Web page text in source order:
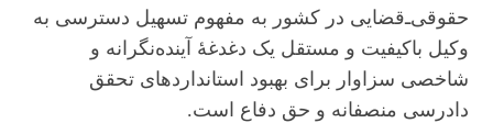
حقوقی‌ـ‌قضایی در کشور به مفهوم تسهیل دسترسی به
وکیل باکیفیت و مستقل یک دغدغۀ آینده‌نگرانه و
شاخصی سزاوار برای بهبود استاندارد‌های تحقق
دادرسی منصفانه و حق دفاع است.